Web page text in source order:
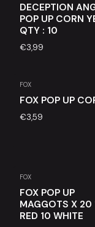
DECEPTION
POP UP CORN
QTY : 10
€3,99
FOX
FOX POP UP
€3,59
FOX
FOX POP UP
MAGGOTS X 20
RED 10 WHITE